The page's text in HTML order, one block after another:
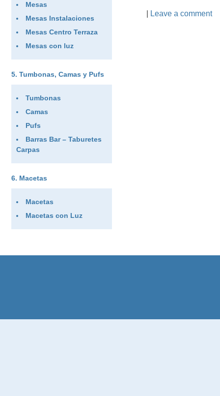
Leave a comment
Mesas
Mesas Instalaciones
Mesas Centro Terraza
Mesas con luz
Tumbonas, Camas y Pufs
Tumbonas
Camas
Pufs
Barras Bar – Taburetes
Carpas
Macetas
Macetas
Macetas con Luz